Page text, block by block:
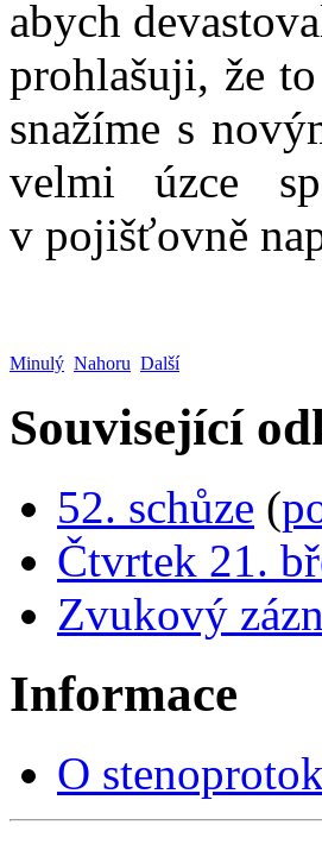
abych
prohlašuji, že
snažíme s
velmi úzce
v pojišťovně
Minulý Nahoru Další
Související
52. schůze (
Čtvrtek 21.
Zvukový
Informace
O